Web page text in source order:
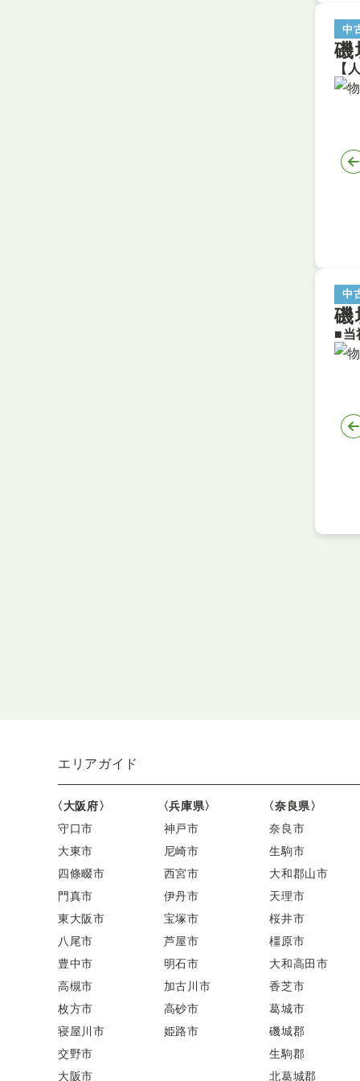
中
中
エリアガイド
〈大阪府〉
守口市
大東市
四條畷市
門真市
東大阪市
八尾市
豊中市
高槻市
枚方市
寝屋川市
交野市
大阪市
〈兵庫県〉
神戸市
尼崎市
西宮市
伊丹市
宝塚市
芦屋市
明石市
加古川市
高砂市
姫路市
〈奈良県〉
奈良市
生駒市
大和郡山市
天理市
桜井市
橿原市
大和高田市
香芝市
葛城市
磯城郡
生駒郡
北葛城郡